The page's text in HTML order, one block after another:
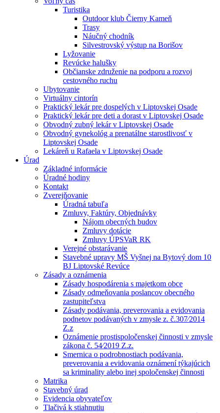
Turistika
Outdoor klub Čierny Kameň
Trasy
Náučný chodník
Silvestrovský výstup na Borišov
Lyžovanie
Revúcke halušky
Občianske združenie na podporu a rozvoj
cestovného ruchu
Ubytovanie
Virtuálny cintorín
Praktický lekár pre dospelých v Liptovskej Osade
Praktický lekár pre deti a dorast v Liptovskej Osade
Obvodný zubný lekár v Liptovskej Osade
Obvodný gynekológ a prenatálne starostlivosť v
Liptovskej Osade
Lekáreň u Rafaela v Liptovskej Osade
Úrad
Základné informácie
Úradné hodiny
Kontakt
Zverejňovanie
Úradná tabuľa
Zmluvy, Faktúry, Objednávky
Nájom obecných budov
Zmluvy dotácie
Zmluvy ÚPSVaR RK
Verejné obstarávanie
Stavebné upravy MŠ Vyšnej na Bytový dom 10
BJ Liptovské Revúce
Zásady a oznámenia
Zásady hospodárenia s majetkom obce
Zásady odmeňovania poslancov obecného
zastupiteľstva
Zásady podávania, preverovania a evidovania
podnetov podávaných v zmysle z. č.307⁄2014
Z.z
Oznámenie prostispoločenskej činnosti v zmysle
zákona č. 54⁄2019 Z.z.
Smernica o podrobnostiach podávania,
preverovania a evidovania oznámení týkajúcich
sa kriminality alebo inej spoločenskej činnosti
Matrika
Stavebný úrad
Evidencia obyvateľov
Tlačivá k stiahnutiu